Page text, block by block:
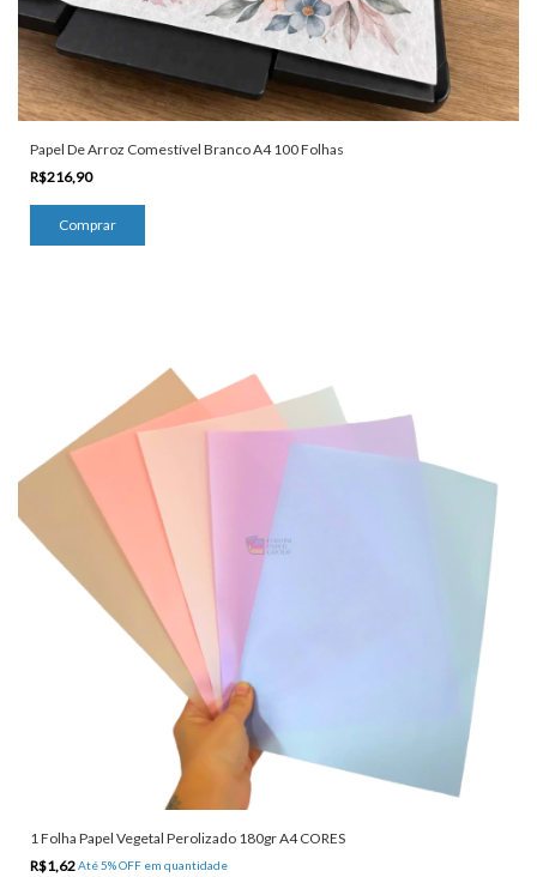
Papel De Arroz Comestível Branco A4 100 Folhas
R$216,90
1 Folha Papel Vegetal Perolizado 180gr A4 CORES
R$1,62Até 5% OFF em quantidade